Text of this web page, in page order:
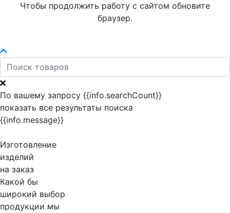
Чтобы продолжить работу с сайтом обновите
браузер.
По вашему запросу {{info.searchCount}}
показать все результаты поиска
{{info.message}}
Изготовление
изделий
на заказ
Какой бы
широкий выбор
продукции мы